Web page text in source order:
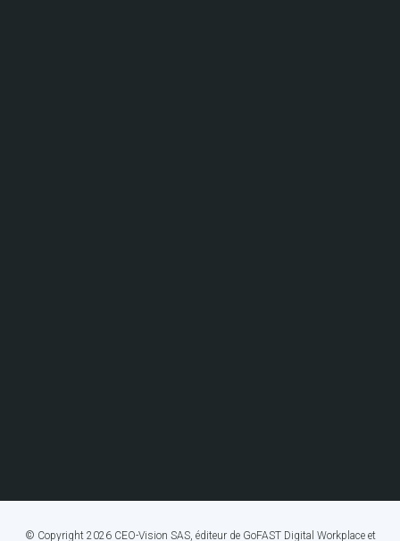
© Copyright 2026 CEO-Vision SAS, éditeur de GoFAST Digital Workplace et